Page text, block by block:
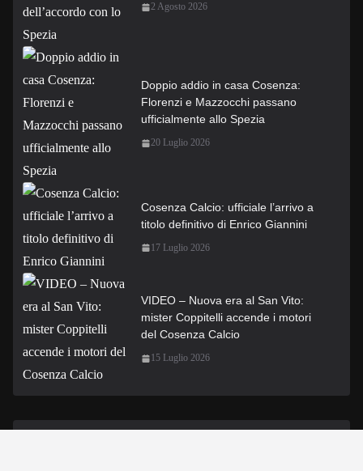
2 Agosto 2026
Doppio addio in casa Cosenza:
Florenzi e Mazzocchi passano
ufficialmente allo Spezia
20 Luglio 2026
Cosenza Calcio: ufficiale l’arrivo a
titolo definitivo di Enrico Giannini
17 Luglio 2026
VIDEO – Nuova era al San Vito:
mister Coppitelli accende i motori
del Cosenza Calcio
15 Luglio 2026